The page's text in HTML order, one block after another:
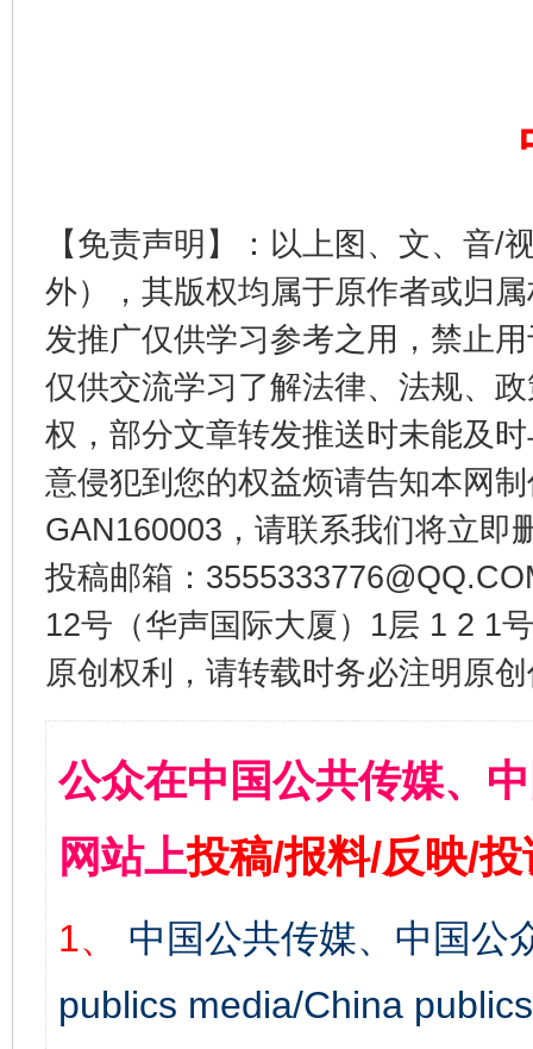
【免责声明】：以上图、文、音/
外），其版权均属于原作者或归
发推广仅供学习参考之用，禁止
仅供交流学习了解法律、法规、
权，部分文章转发推送时未能及
意侵犯到您的权益烦请告知本网
GAN160003，请联系我们将立即
投稿邮箱：
12号（华声国际大厦）1层 1 2 1
原创权利，请转载时务必注明原
公众在中国公共传媒、
网站上投稿/报料/反映/
1、
中国公共传媒、中国公
publics media/China